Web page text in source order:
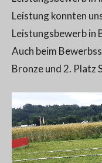
Leistung konnten
Leistungsbewerb in
Auch beim
Bronze und 2. Platz